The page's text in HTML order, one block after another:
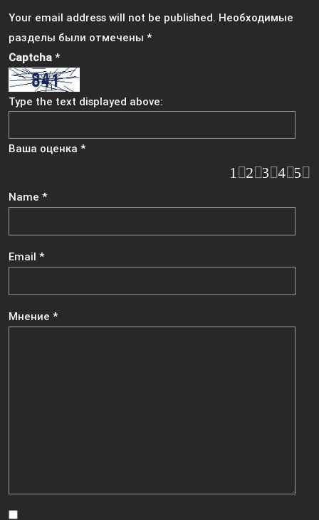
Your email address will not be published. Необходимые
разделы были отмечены *
Мнение *
Name *
Email *
Captcha *
Type the text displayed above:
Ваша оценка *
5
4
3
2
1